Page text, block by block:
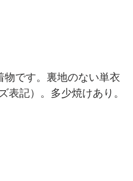
です。裏地のない単衣
表記）。多少焼けあり。